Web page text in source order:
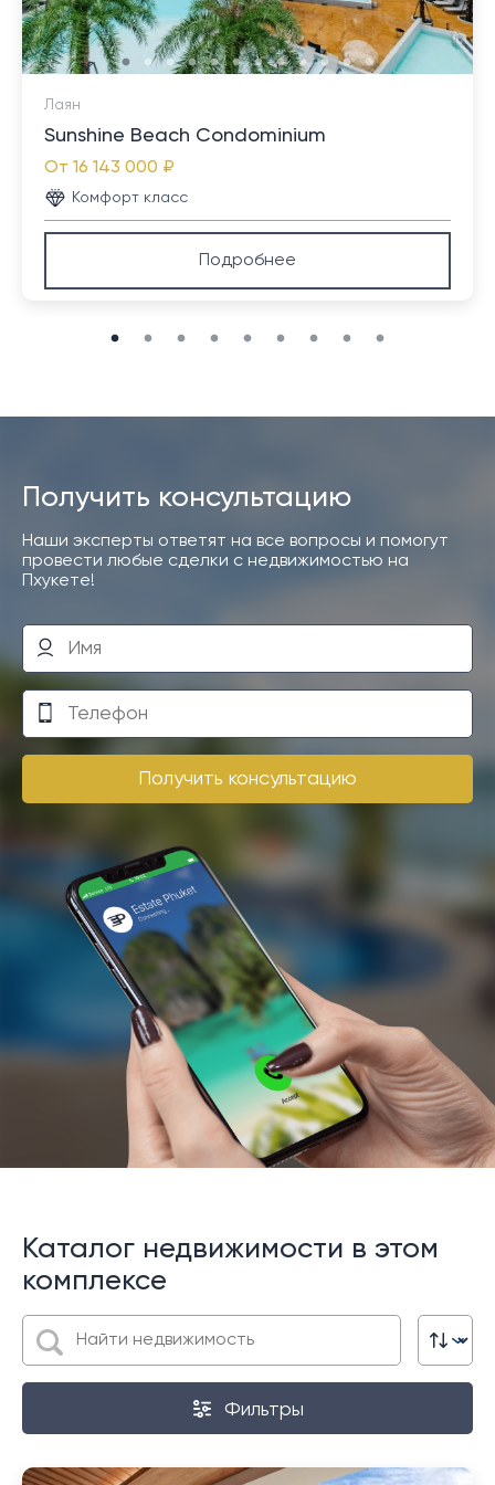
Лаян
Sunshine Beach Condominium
От 16 143 000 ₽
Комфорт класс
Подробнее
Получить консультацию
Наши эксперты ответят на все вопросы и помогут
провести любые сделки с недвижимостью на
Пхукете!
Получить консультацию
Каталог недвижимости в этом
комплексе
Фильтры